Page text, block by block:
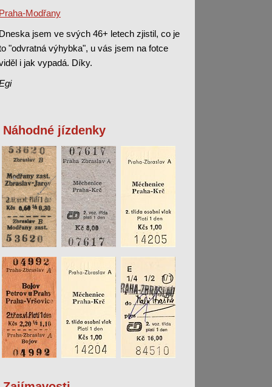
Modřany
jsem ve svých 46+ letech zjistil, co je
"odvratná výhybka", u vás jsem na fotce
i jak vypadá. Díky.
Náhodné jízdenky